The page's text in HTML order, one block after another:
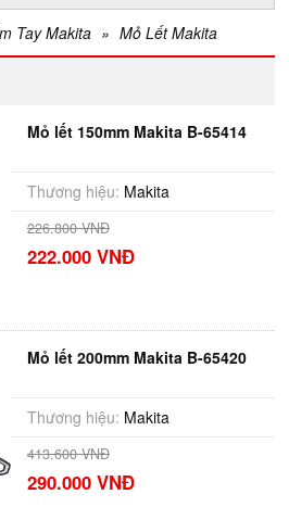
Tay Makita » Mỏ Lết Makita
Mỏ lết 150mm Makita B-65414
Thương hiệu: Makita
226.800 VNĐ
222.000 VNĐ
Mỏ lết 200mm Makita B-65420
Thương hiệu: Makita
413.600 VNĐ
290.000 VNĐ